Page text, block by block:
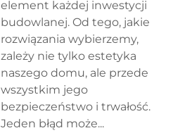
element każdej inwestycji
budowlanej. Od tego, jakie
rozwiązania wybierzemy,
zależy nie tylko estetyka
naszego domu, ale przede
wszystkim jego
bezpieczeństwo i trwałość.
Jeden błąd może...